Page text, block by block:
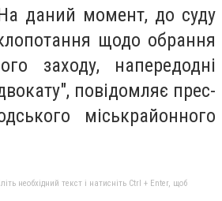
даний момент, до суду
щодо обрання
заходу, напередодні
повідомляє прес-
міськрайонного
необхідний текст і натисніть Ctrl + Enter, щоб